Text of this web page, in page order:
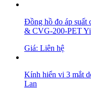
Đồng hồ đo áp
& CVG-200-PET
Giá: Liên hệ
Kính hiển vi 3 mắt
Lan